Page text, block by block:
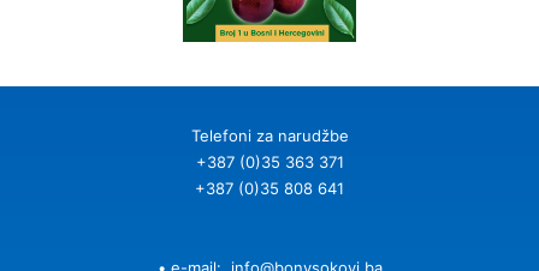
Telefoni za narudžbe
+387 (0)35 363 371
+387 (0)35 808 641